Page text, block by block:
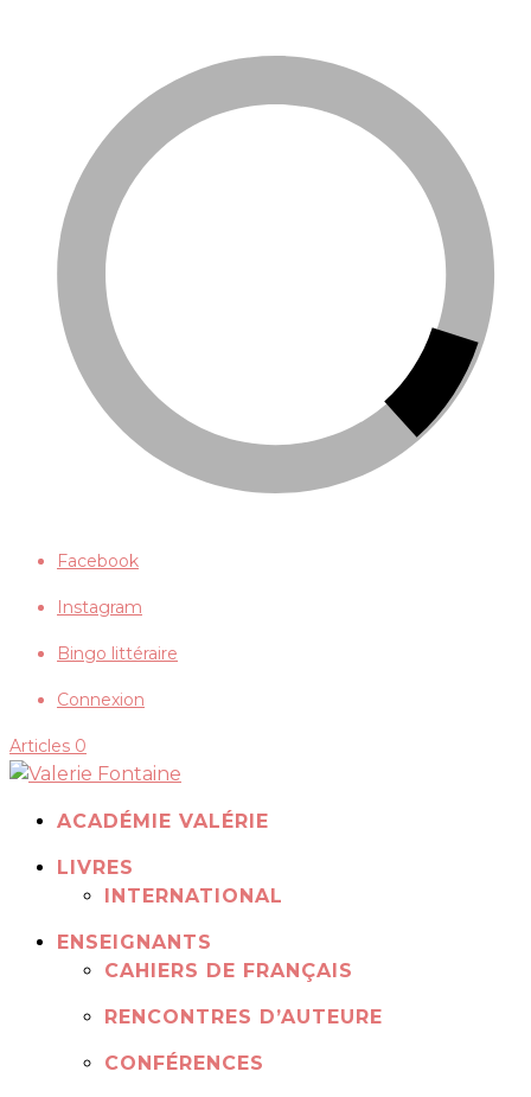
Facebook
Instagram
Bingo littéraire
Connexion
Articles 0
ACADÉMIE VALÉRIE
LIVRES
INTERNATIONAL
ENSEIGNANTS
CAHIERS DE FRANÇAIS
RENCONTRES D’AUTEURE
CONFÉRENCES